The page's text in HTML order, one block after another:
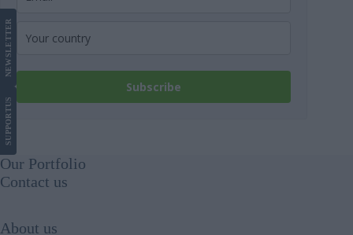
Subscribe
SUPPORT
US
NEWS
LETTER
Our Portfolio
Contact us
About us